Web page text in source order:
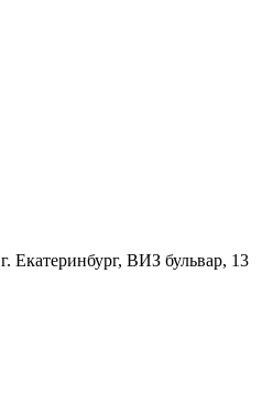
г. Екатеринбург, ВИЗ бульвар, 13